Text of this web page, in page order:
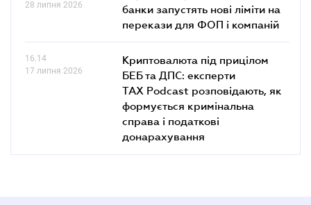
28 липня 2026
банки запустять нові ліміти на
перекази для ФОП і компаній
16.14
17 липня 2026
Криптовалюта під прицілом
БЕБ та ДПС: експерти
TAX Podcast розповідають, як
формується кримінальна
справа і податкові
донарахування